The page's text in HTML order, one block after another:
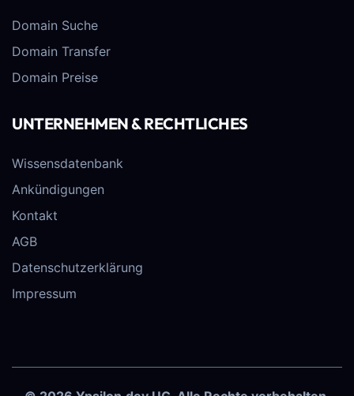
Domain Suche
Domain Transfer
Domain Preise
UNTERNEHMEN & RECHTLICHES
Wissensdatenbank
Ankündigungen
Kontakt
AGB
Datenschutzerklärung
Impressum